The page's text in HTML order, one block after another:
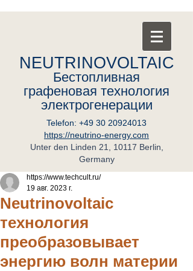
NEUTRINOVOLTAIC
Бестопливная
графеновая технология
электрогенерации
Telefon: +49 30 20924013
https://neutrino-energy.com
Unter den Linden 21, 10117 Berlin,
Germany
Neutrinovoltaic
технология
преобразовывает
энергию волн материи
https://www.techcult.ru/
19 авг. 2023 г.